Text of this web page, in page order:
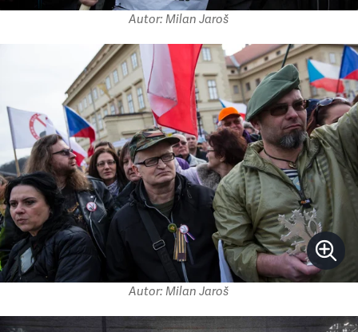
Autor: Milan Jaroš
Autor: Milan Jaroš